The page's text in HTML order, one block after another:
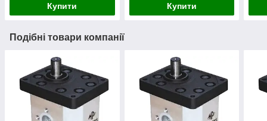
Купити Купити
Подібні товари компанії